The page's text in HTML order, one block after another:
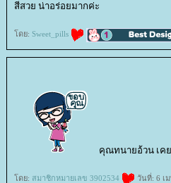
สีสวย น่าอร่อยมากค่ะ
ดย: Sweet_pills
คุณทนายอ้วน เค
ดย: สมาชิกหมายเลข 3902534 วันที่: 6 เ